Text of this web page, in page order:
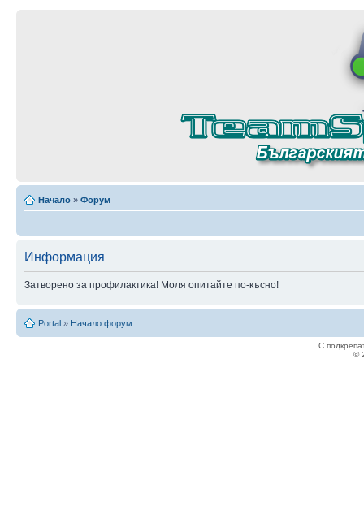
Начало » Форум
Информация
Затворено за профилактика! Моля опитайте по-късно!
Portal » Начало форум
С
©